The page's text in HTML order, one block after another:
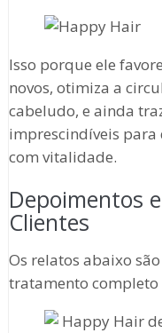
Isso porque ele
novos, otimiza a
cabeludo, e ainda
imprescindíveis para
com vitalidade.
Depoimentos
Clientes
Os relatos abaixo
tratamento